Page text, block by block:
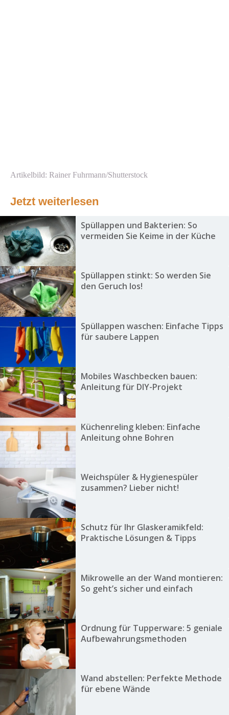
Artikelbild: Rainer Fuhrmann/Shutterstock
Jetzt weiterlesen
Spüllappen und Bakterien: So
vermeiden Sie Keime in der Küche
Spüllappen stinkt: So werden Sie
den Geruch los!
Spüllappen waschen: Einfache Tipps
für saubere Lappen
Mobiles Waschbecken bauen:
Anleitung für DIY-Projekt
Küchenreling kleben: Einfache
Anleitung ohne Bohren
Weichspüler & Hygienespüler
zusammen? Lieber nicht!
Schutz für Ihr Glaskeramikfeld:
Praktische Lösungen & Tipps
Mikrowelle an der Wand montieren:
So geht’s sicher und einfach
Ordnung für Tupperware: 5 geniale
Aufbewahrungsmethoden
Wand abstellen: Perfekte Methode
für ebene Wände